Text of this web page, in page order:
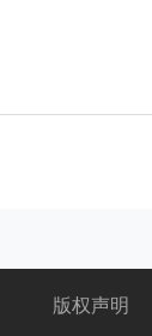
版权声明